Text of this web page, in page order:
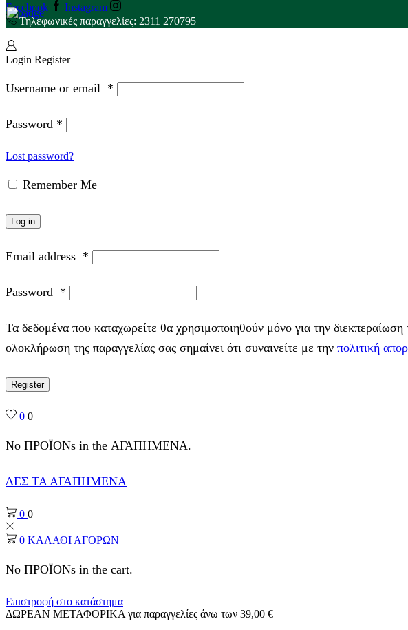
Facebook
Instagram
Τηλεφωνικές παραγγελίες: 2311 270795
Login Register
Username or email *
Password *
Lost password?
Remember Me
Log in
Email address *
Password *
Τα δεδομένα που καταχωρείτε θα χρησιμοποιηθούν μόνο για την
ολοκλήρωση της παραγγελίας σας σημαίνει ότι συναινείτε με την πολιτική
Register
0 0
No ΠΡΟΪΟΝs in the ΑΓΑΠΗΜΕΝΑ.
ΔΕΣ ΤΑ ΑΓΑΠΗΜΕΝΑ
0 0
0 ΚΑΛΑΘΙ ΑΓΟΡΩΝ
No ΠΡΟΪΟΝs in the cart.
Επιστροφή στο κατάστημα
ΔΩΡΕΑΝ ΜΕΤΑΦΟΡΙΚΑ για παραγγελίες άνω των 39,00 €